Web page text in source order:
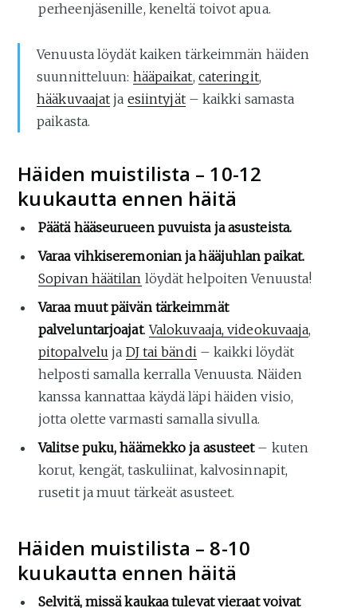
perheenjäsenille, keneltä toivot apua.
Venuusta löydät kaiken tärkeimmän häiden
suunnitteluun: hääpaikat, cateringit,
hääkuvaajat ja esiintyjät– kaikki samasta
paikasta.
Häiden muistilista – 10-12
kuukautta ennen häitä
Päätä hääseurueen puvuista ja asusteista.
Varaa vihkiseremonian ja hääjuhlan paikat.
Sopivan häätilan löydät helpoiten Venuusta!
Varaa muut päivän tärkeimmät
palveluntarjoajat.Valokuvaaja, videokuvaaja,
pitopalvelu ja DJ tai bändi – kaikki löydät
helposti samalla kerralla Venuusta. Näiden
kanssa kannattaa käydä läpi häiden visio,
jotta olette varmasti samalla sivulla.
Valitse puku, häämekko ja asusteet – kuten
korut, kengät, taskuliinat, kalvosinnapit,
rusetit ja muut tärkeät asusteet.
Häiden muistilista – 8-10
kuukautta ennen häitä
Selvitä, missä kaukaa tulevat vieraat voivat